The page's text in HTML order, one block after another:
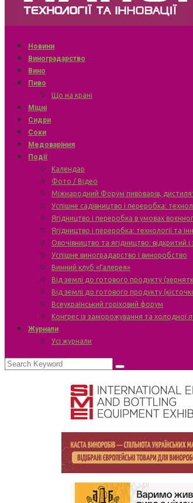
Новини
Виноградарство
Вино
Пиво
Що на крані
Міцні
Сидри
Соки
Медоваріння
Події
Календар
Фото / Відео
Міжнародний Форум пивоварів,
Успішне садівництво і переробка:
Ягідництво і переробка в умовах
Ягідництво і переробка: технології та
Овочівництво та ягідництво: відкритий і
Успішне виноградарство і виноробство
Винний клуб «Галерея»
Від землі до готового продукту
Від землі до готового продукту
Всеукраїнський горіховий форум
Конгрес із заморожування та холодної
Журнали
Усі журнали